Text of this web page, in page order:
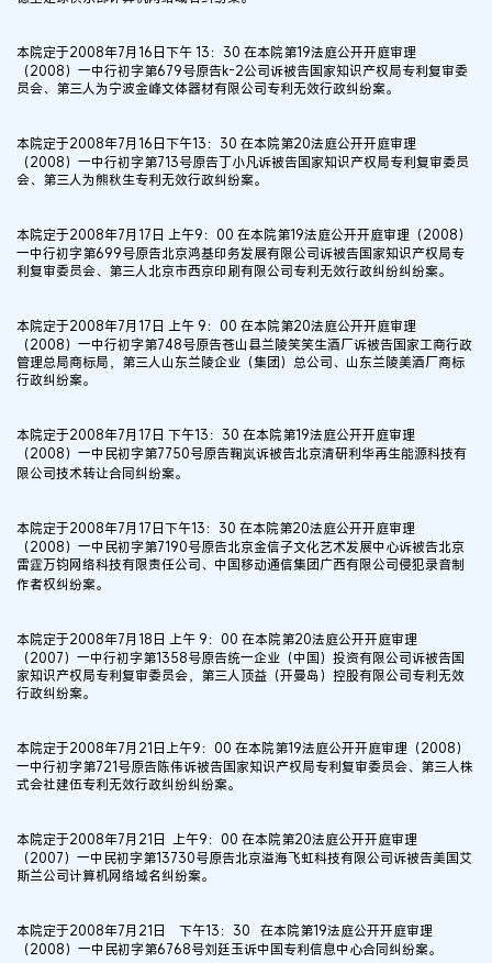
本院定于2008年7月16日下午 13：30 在本院第19法庭公开开庭审理
（2008）一中行初字第679号原告k-2公司诉被告国家知识产权局专利复审委
员会、第三人为宁波金峰文体器材有限公司专利无效行政纠纷案。
本院定于2008年7月16日下午13：30 在本院第20法庭公开开庭审理
（2008）一中行初字第713号原告丁小凡诉被告国家知识产权局专利复审委员
会、第三人为熊秋生专利无效行政纠纷案。
本院定于2008年7月17日 上午9：00 在本院第19法庭公开开庭审理（2008）
一中行初字第699号原告北京鸿基印务发展有限公司诉被告国家知识产权局专
利复审委员会、第三人北京市西京印刷有限公司专利无效行政纠纷纠纷案。
本院定于2008年7月17日 上午 9：00 在本院第20法庭公开开庭审理
（2008）一中行初字第748号原告苍山县兰陵笑笑生酒厂诉被告国家工商行政
管理总局商标局，第三人山东兰陵企业（集团）总公司、山东兰陵美酒厂商标
行政纠纷案。
本院定于2008年7月17日 下午13：30 在本院第19法庭公开开庭审理
（2008）一中民初字第7750号原告鞠岚诉被告北京清研利华再生能源科技有
限公司技术转让合同纠纷案。
本院定于2008年7月17日下午13：30 在本院第20法庭公开开庭审理
（2008）一中民初字第7190号原告北京金信子文化艺术发展中心诉被告北京
雷霆万钧网络科技有限责任公司、中国移动通信集团广西有限公司侵犯录音制
作者权纠纷案。
本院定于2008年7月18日 上午 9：00 在本院第20法庭公开开庭审理
（2007）一中行初字第1358号原告统一企业（中国）投资有限公司诉被告国
家知识产权局专利复审委员会，第三人顶益（开曼岛）控股有限公司专利无效
行政纠纷案。
本院定于2008年7月21日上午9：00 在本院第19法庭公开开庭审理（2008）
一中行初字第721号原告陈伟诉被告国家知识产权局专利复审委员会、第三人株
式会社建伍专利无效行政纠纷纠纷案。
本院定于2008年7月21日 上午9：00 在本院第20法庭公开开庭审理
（2007）一中民初字第13730号原告北京溢海飞虹科技有限公司诉被告美国艾
斯兰公司计算机网络域名纠纷案。
本院定于2008年7月21日 下午13：30 在本院第19法庭公开开庭审理
（2008）一中民初字第6768号刘廷玉诉中国专利信息中心合同纠纷案。